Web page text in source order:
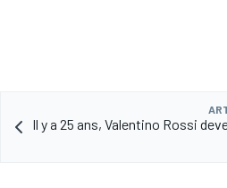
Il y a 25 ans, Valentino Rossi